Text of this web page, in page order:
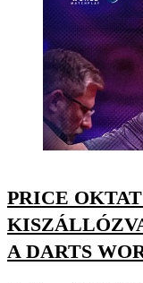
PRICE
A DARTS